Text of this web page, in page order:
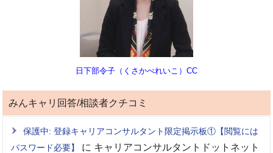
日下部令子（くさかべれいこ）CC
みんキャリ回答/相談者クチコミ
保護中: 登録キャリアコンサルタント限定掲示板①【閲覧には
パスワード必要】
に キャリアコンサルタントドットネット